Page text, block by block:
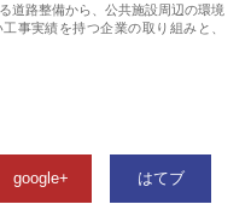
道路整備から、公共施設周辺の環境
事実績を持つ企業の取り組みと、
google+ はてブ